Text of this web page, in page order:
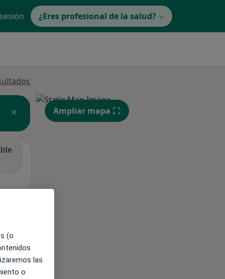
¿Eres profesional de la salud?
Ampliar mapa
(o
las
o